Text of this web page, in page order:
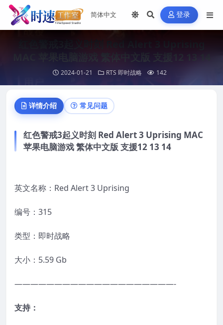
登录
MAC 苹果电脑游戏 繁体中文版 支援12 13 14
2024-01-21 RTS 即时战略 142
详情介绍 常见问题
红色警戒3起义时刻 Red Alert 3 Uprising MAC
苹果电脑游戏 繁体中文版 支援12 13 14
英文名称：Red Alert 3 Uprising
编号：315
类型：即时战略
大小：5.59 Gb
————————————————————-
支持：